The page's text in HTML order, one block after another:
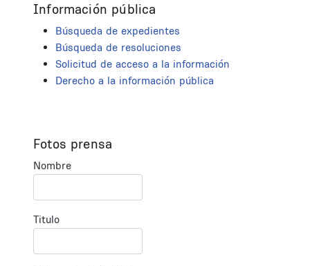
Información pública
Búsqueda de expedientes
Búsqueda de resoluciones
Solicitud de acceso a la información
Derecho a la información pública
Fotos prensa
Nombre
Titulo